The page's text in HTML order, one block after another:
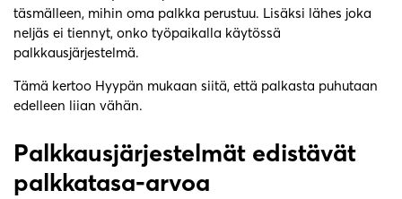
täsmälleen, mihin oma palkka perustuu. Lisäksi lähes joka
neljäs ei tiennyt, onko työpaikalla käytössä
palkkausjärjestelmä.
Tämä kertoo Hyypän mukaan siitä, että palkasta puhutaan
edelleen liian vähän.
Palkkausjärjestelmät edistävät
palkkatasa-arvoa